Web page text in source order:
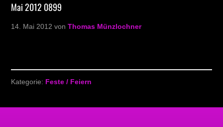
Mai 2012 0899
14. Mai 2012 vonThomas Münzlochner
Kategorie: Feste / Feiern